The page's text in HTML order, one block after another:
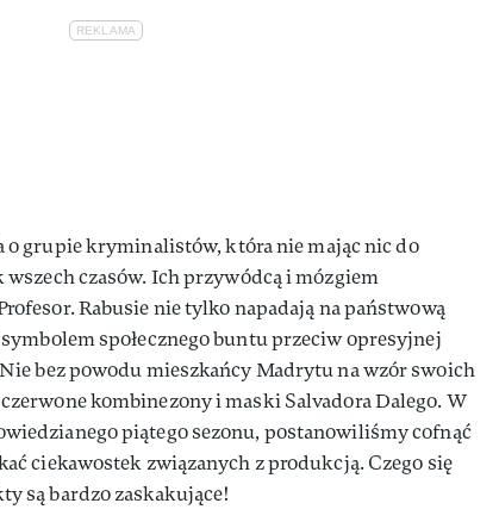
o grupie kryminalistów, która nie mając nic do
czasów. Ich przywódcą i mózgiem
Rabusie nie tylko napadają na państwową
społecznego buntu przeciw opresyjnej
bez powodu mieszkańcy Madrytu na wzór swoich
kombinezony i maski Salvadora Dalego. W
piątego sezonu, postanowiliśmy cofnąć
ciekawostek związanych z produkcją. Czego się
są bardzo zaskakujące!